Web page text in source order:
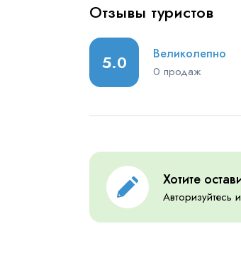
Отзывы туристов
5.0 Великолепно
0 продаж
Хотите
Авторизуйтесь